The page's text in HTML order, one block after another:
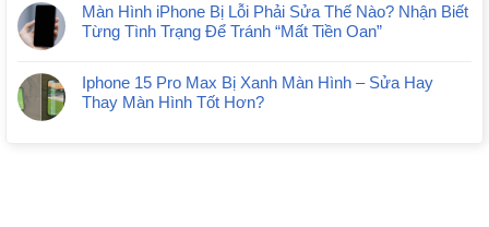
Màn Hình iPhone Bị Lỗi Phải Sửa Thế Nào? Nhận Biết
Từng Tình Trạng Để Tránh “Mất Tiền Oan”
Iphone 15 Pro Max Bị Xanh Màn Hình – Sửa Hay
Thay Màn Hình Tốt Hơn?